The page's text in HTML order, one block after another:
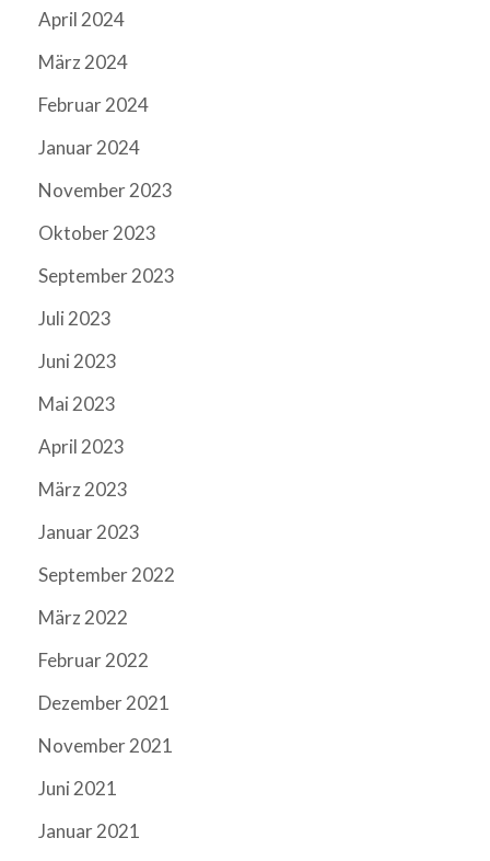
April 2024
März 2024
Februar 2024
Januar 2024
November 2023
Oktober 2023
September 2023
Juli 2023
Juni 2023
Mai 2023
April 2023
März 2023
Januar 2023
September 2022
März 2022
Februar 2022
Dezember 2021
November 2021
Juni 2021
Januar 2021